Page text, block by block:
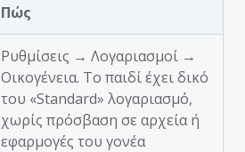
Πώς
Ρυθμίσεις → Λογαριασμοί →
Οικογένεια. Το παιδί έχει δικό
του «Standard» λογαριασμό,
χωρίς πρόσβαση σε αρχεία ή
εφαρμογές του γονέα